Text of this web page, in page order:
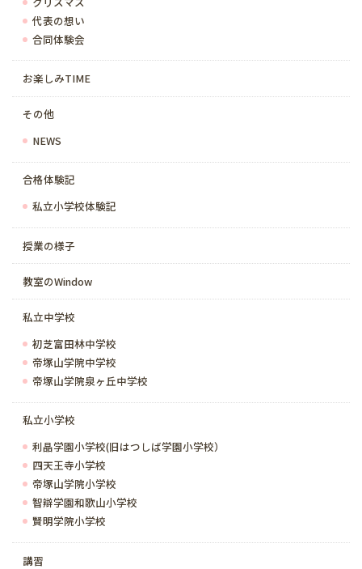
代表の想い
合同体験会
お楽しみTIME
その他
NEWS
合格体験記
私立小学校体験記
授業の様子
教室のWindow
私立中学校
初芝富田林中学校
帝塚山学院中学校
帝塚山学院泉ヶ丘中学校
私立小学校
利晶学園小学校(旧はつしば学園小学校）
四天王寺小学校
帝塚山学院小学校
智辯学園和歌山小学校
賢明学院小学校
講習